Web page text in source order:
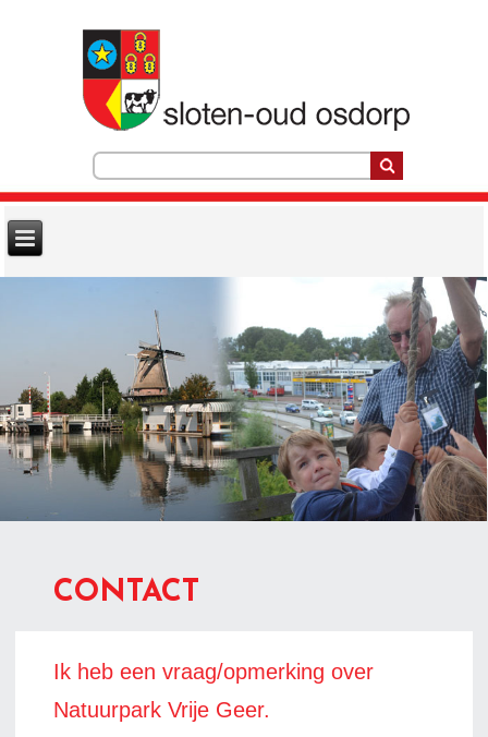
CONTACT
Ik heb een vraag/opmerking over
Natuurpark Vrije Geer.